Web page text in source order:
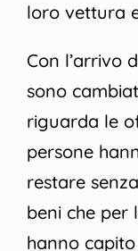
loro vettura
Con l’arrivo
sono
riguarda le
persone
restare
beni che
hanno